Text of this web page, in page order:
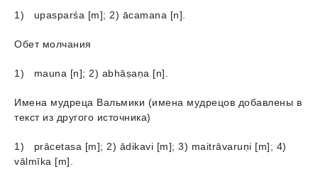
1) upasparśa [m]; 2) ācamana [n].
Обет молчания
1) mauna [n]; 2) abhāṣaṇa [n].
Имена мудреца Вальмики (имена мудрецов добавлены в
текст из другого источника)
1) prācetasa [m]; 2) ādikavi [m]; 3) maitrāvaruṇi [m]; 4)
vālmīka [m].